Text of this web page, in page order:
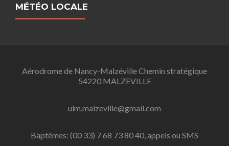
MÉTÉO LOCALE
Aérodrome de Nancy-Malzéville Chemin stratégique
54220 MALZEVILLE
ulm.malzeville@gmail.com
Baptêmes: (00 33) 7 68 73 80 40, appels ou SMS